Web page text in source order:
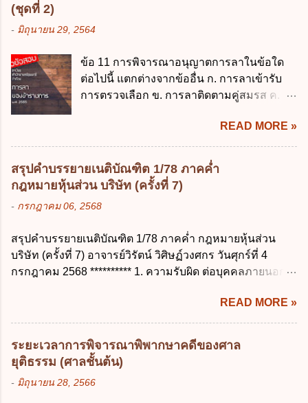
สำรองจ่ายได้แห่งละไม่เกินเท่าใร ก. 100,000
บาท ข. 50,000 บาท ค. 30,000 บาท ง. 10,000
บาท ข้อ 4 ดอกเบี้ยที่เกิดจากการนำเงินทดรอง
กฎหมายคุ้มครองข้อมูลส่วนบุคคล ในกรณีผู้
ข้อมูลส่วนบุคคลให้ถูกต้อง ก. ร้องทุกข์ ข. ร้อง
เรียน ค. อุทธรณ์ ง. ฟ้องร้อง ข้อ 44 หลักการ
สำคัญของสิทธิในการลบข้อมูลส่วนบุคคล คือ
ลบข้อมูลส่วนบุคคล ข. ขอให้ทำลายข้อมูล
ส่วนบุคคล ค. ทำให้ข้อมูลส่วนบุคคลไม่
สามารถระบุถึงตนได้ ง. ถูกทุกข้อ ข้อ 45
เงื่อนไข ในการใช้สิทธิลบข้อมูลส่วนบุคคล ข้อ
ส่วนบุคคลที่ไม่สมบูรณ์ ค. เจ้าของข้อมูลส่วน
บุคคลถอนความยินยอมในการเก็บรวบรวม
ใช้หรือเปิดเผยข้อมูลส่วนบุคคล ง. ข้อมูลส่วน
บุคคลได้ถูกใช้ประมวลผลโดยไม่ชอบด้วย
(ชุดที่ 2)
- มิถุนายน 29, 2564
ข้อ 11 การพิจารณาอนุญาตการลาในข้อใด
ต่อไปนี้ แตกต่างจากข้ออื่น ก. การลาเข้ารับ
การตรวจเลือก ข. การลาติดตามคู่สมรส ค.
ปฏิบัติการวิจัย หรือดูงาน ข้อ 12 ข้อใด ไม่ ถูก
ต้องเกี่ยวกับการลาไปช่วยเหลือภริยาที่คลอด
บุตร ก. ต้องเป็นภริยาโดยชอบด้วยกฎหมาย ข.
ลาได้เพียงครั้งเดียว ค. ต้องลาภายใน 90 วัน
นับแต่วันที่คลอดบุตร ง. ลาได้ครั้งหนึ่งติดต่อ
กันไม่เกิน 15 วันทำการ ข้อ 13 สิทธิลากิจส่วน
เกิน 90 วัน ข. ลาต่อเนื่องจากการคลอดบุตรได้
ไม่เกิน 90 วันทำการ ค. ลาได้ไม่เกิน 120 วัน
ง. ลาต่อเนื่องจากการคลอดบุตรได้ไม่เกิน 150
รัฐมนตรี ว่าด้วยการลาของข้าราชการ พ.ศ.
2555 กำหนดให้ข้าราชการที่รับราชการติดต่อ
กันมาแล้วไม่น้อยกว่า 10 ปี มีสิทธินำวันลาพัก
ผ่อนสะสมรวมกับวันลาพักผ่อนในปีปัจจุบันได้
READ MORE »
สรุปคำบรรยายเนติบัณฑิต 1/78 ภาคค่ำ
กฎหมายหุ้นส่วน บริษัท (ครั้งที่ 7)
- กรกฎาคม 06, 2568
สรุปคำบรรยายเนติบัณฑิต 1/78 ภาคค่ำ กฎหมายหุ้นส่วน
บริษัท (ครั้งที่ 7) อาจารย์วิรัตน์ วิศิษฏ์วงศกร วันศุกร์ที่ 4
กรกฎาคม 2568 ********** 1. ความรับผิด ต่อบุคคลภายนอก
คนใดคนหนึ่งได้จัดทำไปในทางที่เป็น ธรรมดาการค้าขาย
ของห้างหุ้นส่วน ม.1050 , 1025 โดยพิจารณาตามสภาพแห่ง
กิจการ การงานของห้าง และประเพณีทางการค้า -หุ้นส่วน
ต้องจัดการในนามของห้าง ไม่ว่าจะมีมูลเหตุจูงใจเพราะทุจริต
หรือมีอำนาจจัดการหรือไม่ก็ตาม จึงเป็นไปตามหลักกฎหมาย
ปิดปากหุ้นส่วนคนอื่น และหลักลูกหนี้ร่วมตามม.291 เพื่อ
READ MORE »
ระยะเวลาการพิจารณาพิพากษาคดีของศาล
ยุติธรรม (ศาลชั้นต้น)
- มิถุนายน 28, 2566